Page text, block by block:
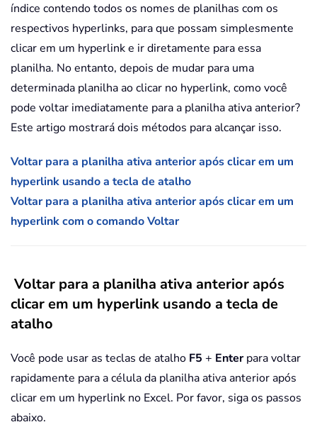
índice contendo todos os nomes de planilhas com os
respectivos hyperlinks, para que possam simplesmente
clicar em um hyperlink e ir diretamente para essa
planilha. No entanto, depois de mudar para uma
determinada planilha ao clicar no hyperlink, como você
pode voltar imediatamente para a planilha ativa anterior?
Este artigo mostrará dois métodos para alcançar isso.
Voltar para a planilha ativa anterior após clicar em um
hyperlink usando a tecla de atalho
Voltar para a planilha ativa anterior após clicar em um
hyperlink com o comando Voltar
Voltar para a planilha ativa anterior após
clicar em um hyperlink usando a tecla de
atalho
Você pode usar as teclas de atalho F5 + Enterpara voltar
rapidamente para a célula da planilha ativa anterior após
clicar em um hyperlink no Excel. Por favor, siga os passos
abaixo.